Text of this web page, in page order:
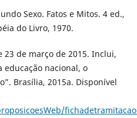
Sexo. Fatos e Mitos. 4 ed.,
do Livro, 1970.
23 de março de 2015. Inclui,
educação nacional, o
Brasília, 2015a. Disponível